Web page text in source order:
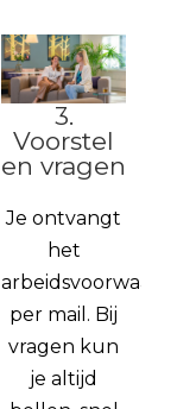
3.
Voorstel
en vragen
Je ontvangt
het
per mail. Bij
vragen kun
je altijd